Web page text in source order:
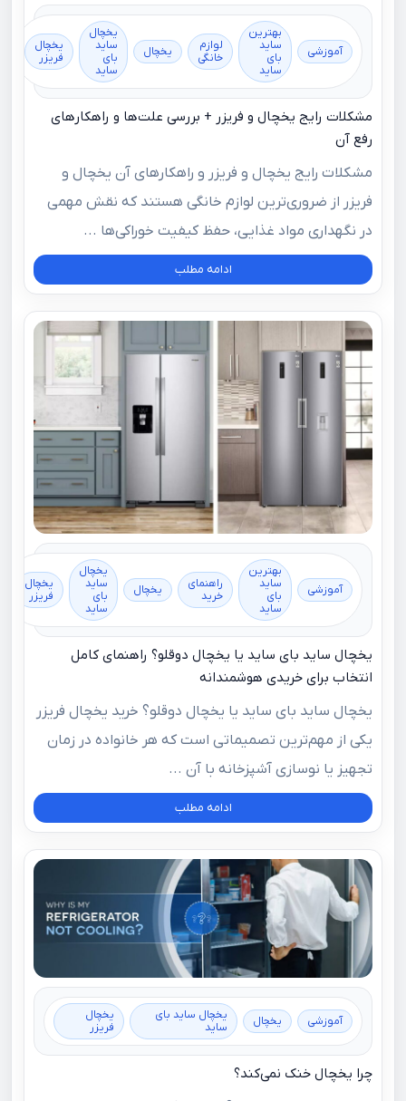
آموزشی
بهترین
ساید
بای
ساید
لوازم
خانگی
یخچال
یخچال
ساید
بای
ساید
یخچال
فریزر
مشکلات رایج یخچال و فریزر + بررسی علت‌ها و راهکارهای
رفع آن
مشکلات رایج یخچال و فریزر و راهکارهای آن یخچال و
فریزر از ضروری‌ترین لوازم خانگی هستند که نقش مهمی
در نگهداری مواد غذایی، حفظ کیفیت خوراکی‌ها ...
ادامه مطلب
آموزشی
بهترین
ساید
بای
ساید
راهنمای
خرید
یخچال
یخچال
ساید
بای
ساید
یخچال
فریزر
یخچال ساید بای ساید یا یخچال دوقلو؟ راهنمای کامل
انتخاب برای خریدی هوشمندانه
یخچال ساید بای ساید یا یخچال دوقلو؟ خرید یخچال فریزر
یکی از مهم‌ترین تصمیماتی است که هر خانواده در زمان
تجهیز یا نوسازی آشپزخانه با آن ...
ادامه مطلب
آموزشی یخچال
یخچال ساید بای
ساید
یخچال
فریزر
چرا یخچال خنک نمی‌کند؟